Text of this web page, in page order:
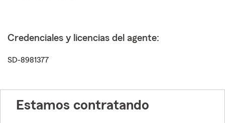
Credenciales y licencias del agente:
SD-8981377
Estamos contratando